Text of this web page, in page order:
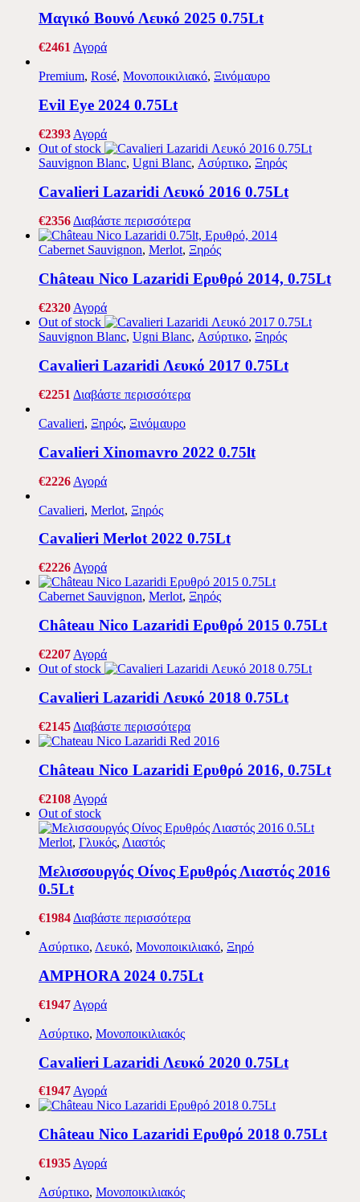
Μαγικό Βουνό Λευκό 2025 0.75Lt
€2461 Αγορά
Premium, Rosé, Μονοποικιλιακό, Ξινόμαυρο
Evil Eye 2024 0.75Lt
€2393 Αγορά
Out of stock
Sauvignon Blanc, Ugni Blanc, Ασύρτικο, Ξηρός
Cavalieri Lazaridi Λευκό 2016 0.75Lt
€2356 Διαβάστε περισσότερα
Cabernet Sauvignon, Merlot, Ξηρός
Château Nico Lazaridi Ερυθρό 2014, 0.75Lt
€2320 Αγορά
Out of stock
Sauvignon Blanc, Ugni Blanc, Ασύρτικο, Ξηρός
Cavalieri Lazaridi Λευκό 2017 0.75Lt
€2251 Διαβάστε περισσότερα
Cavalieri, Ξηρός, Ξινόμαυρο
Cavalieri Xinomavro 2022 0.75lt
€2226 Αγορά
Cavalieri, Merlot, Ξηρός
Cavalieri Merlot 2022 0.75Lt
€2226 Αγορά
Cabernet Sauvignon, Merlot, Ξηρός
Château Nico Lazaridi Ερυθρό 2015 0.75Lt
€2207 Αγορά
Out of stock
Cavalieri Lazaridi Λευκό 2018 0.75Lt
€2145 Διαβάστε περισσότερα
Château Nico Lazaridi Ερυθρό 2016, 0.75Lt
€2108 Αγορά
Out of stock
Merlot, Γλυκός, Λιαστός
Μελισσουργός Οίνος Ερυθρός Λιαστός 2016
0.5Lt
€1984 Διαβάστε περισσότερα
Ασύρτικο, Λευκό, Μονοποικιλιακό, Ξηρό
AMPHORA 2024 0.75Lt
€1947 Αγορά
Ασύρτικο, Μονοποικιλιακός
Cavalieri Lazaridi Λευκό 2020 0.75Lt
€1947Αγορά
Château Nico Lazaridi Ερυθρό 2018 0.75Lt
€1935 Αγορά
Ασύρτικο, Μονοποικιλιακός